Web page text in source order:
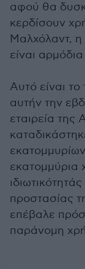
αφού θα
κερδίσουν
Μαλχόλαντ, η
είναι
Αυτό είναι το
αυτήν την
εταιρεία
εκατομμύρια
προστασίας
επέβαλε
παράνομη